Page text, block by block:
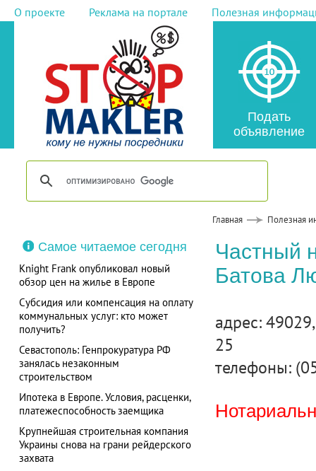
О проекте Реклама на портале Полезная
Подать
объявление
Главная Полезная
Самое читаемое сегодня
Knight Frank опубликовал новый
обзор цен на жилье в Европе
Субсидия или компенсация на оплату
коммунальных услуг: кто может
получить?
Севастополь: Генпрокуратура РФ
занялась незаконным
строительством
Ипотека в Европе. Условия, расценки,
платежеспособность заемщика
Крупнейшая строительная компания
Украины снова на грани рейдерского
захвата
Частный
Батова
адрес:
25
телефоны: